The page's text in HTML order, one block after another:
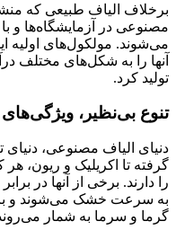
برخلاف الیاف طبیعی که
مصنوعی در آزمایشگاه‌ها و
می‌شوند. مولکول‌های اولیه
آنها را به شکل‌های مختلف
تولید کرد.
تنوع بی‌نظیر،
دنیای الیاف مصنوعی، دنیای
گرفته تا اکریلیک و ریون،
را دارند. برخی از آنها در
به سرعت خشک می‌شوند و
گرما و سرما به شمار